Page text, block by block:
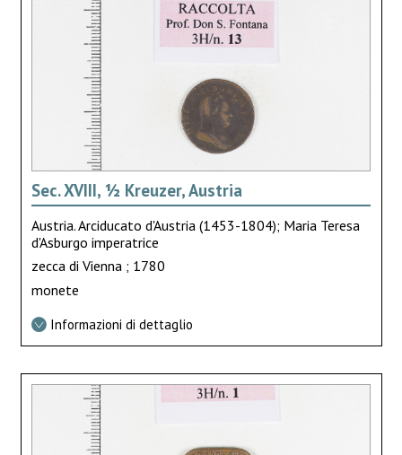
Sec. XVIII, ½ Kreuzer, Austria
Austria. Arciducato d'Austria (1453-1804); Maria Teresa
d'Asburgo imperatrice
zecca di Vienna ; 1780
monete
Informazioni di dettaglio